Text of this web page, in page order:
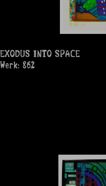
EXODUS INTO SPACE
Werk: 862